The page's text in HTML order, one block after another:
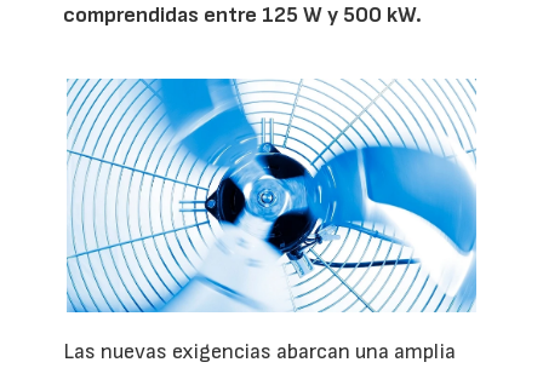
comprendidas entre 125 W y 500 kW.
Las nuevas exigencias abarcan una amplia